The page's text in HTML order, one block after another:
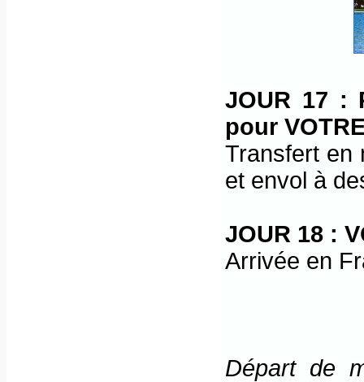
JOUR 17 :
pour
Transfert en
et envol à
JOUR 18 :
Arrivée en
Départ de